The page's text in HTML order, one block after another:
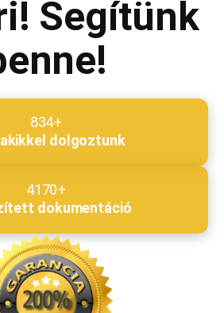
Segítünk
834+
dolgoztunk
4170+
dokumentáció